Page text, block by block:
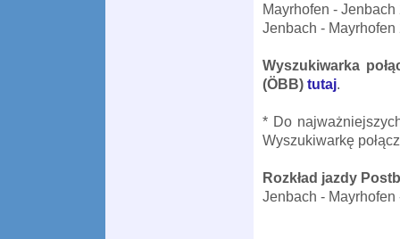
Mayrhofen - Jenbach
Jenbach -
Wyszukiwarka
(ÖBB) tutaj.
* Do
Wyszukiwarkę
Rozkład jazdy
Jenbach -